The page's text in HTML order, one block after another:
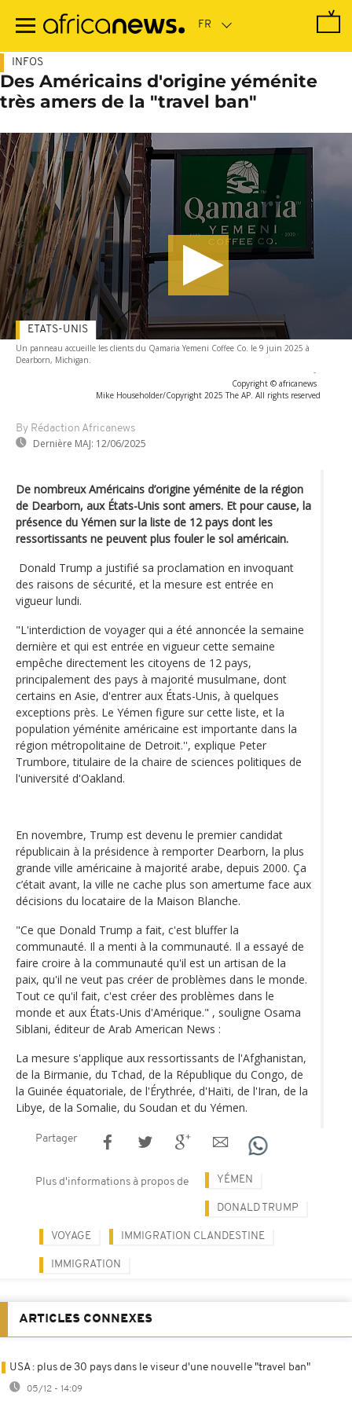
contenu
INFOS
Des Américains d'origine yéménite
très amers de la "travel ban"
Un panneau accueille les clients du Qamaria Yemeni Coffee Co. le 9 juin 2025 à
Dearborn, Michigan.
-
Copyright © africanews
Mike Householder/Copyright 2025 The AP. All rights reserved
By Rédaction Africanews
Dernière MAJ: 12/06/2025
ETATS-UNIS
De nombreux Américains d’origine yéménite de la région
de Dearborn, aux États-Unis sont amers. Et pour cause, la
présence du Yémen sur la liste de 12 pays dont les
ressortissants ne peuvent plus fouler le sol américain.
Donald Trump a justifié sa proclamation en invoquant
des raisons de sécurité, et la mesure est entrée en
vigueur lundi.
"L'interdiction de voyager qui a été annoncée la semaine
dernière et qui est entrée en vigueur cette semaine
empêche directement les citoyens de 12 pays,
principalement des pays à majorité musulmane, dont
certains en Asie, d'entrer aux États-Unis, à quelques
exceptions près. Le Yémen figure sur cette liste, et la
population yéménite américaine est importante dans la
région métropolitaine de Detroit.'', explique Peter
Trumbore, titulaire de la chaire de sciences politiques de
l'université d'Oakland.
En novembre, Trump est devenu le premier candidat
républicain à la présidence à remporter Dearborn, la plus
grande ville américaine à majorité arabe, depuis 2000. Ça
c’était avant, la ville ne cache plus son amertume face aux
décisions du locataire de la Maison Blanche.
"Ce que Donald Trump a fait, c'est bluffer la
communauté. Il a menti à la communauté. Il a essayé de
faire croire à la communauté qu'il est un artisan de la
paix, qu'il ne veut pas créer de problèmes dans le monde.
Tout ce qu'il fait, c'est créer des problèmes dans le
monde et aux États-Unis d'Amérique." , souligne Osama
Siblani, éditeur de Arab American News :
La mesure s'applique aux ressortissants de l'Afghanistan,
de la Birmanie, du Tchad, de la République du Congo, de
la Guinée équatoriale, de l'Érythrée, d'Haïti, de l'Iran, de la
Libye, de la Somalie, du Soudan et du Yémen.
Partager
Plus d'informations à propos de YÉMEN
DONALD TRUMP
VOYAGE IMMIGRATION CLANDESTINE
IMMIGRATION
ARTICLES CONNEXES
USA : plus de 30 pays dans le viseur d'une nouvelle "travel ban"
05/12 - 14:09